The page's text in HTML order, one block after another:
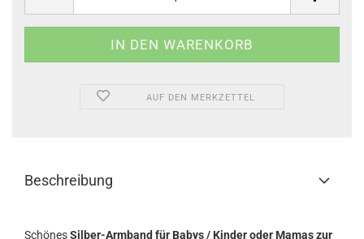
AUF DEN MERKZETTEL
Beschreibung
SchönesSilber-Armband für Babys / Kinder oder Mamas zur